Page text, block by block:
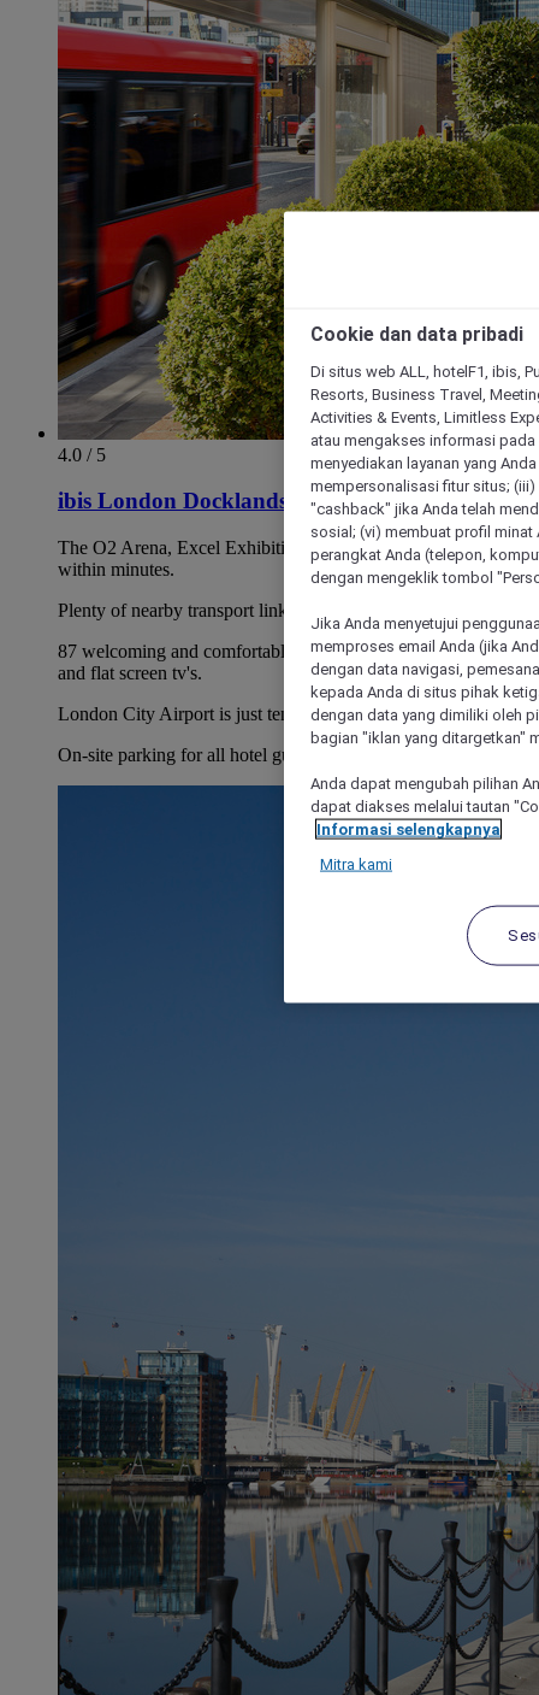
4.0 / 5
ibis London Docklands Canary Wharf
The O2 Arena, Excel Exhibition Centre and Canary Wharf
within minutes.
Plenty of nearby transport links.
87 welcoming and comfortable rooms with power showers
and flat screen tv's.
London City Airport is just ten minutes away.
On-site parking for all hotel guests (payable).
Cookie dan data pribadi
Di situs web ALL, hotelF1, ibis,
Resorts, Business Travel,
Activities & Events, Limitless
atau mengakses informasi
menyediakan layanan yang
mempersonalisasi fitur situs;
"cashback" jika Anda telah
sosial; (vi) membuat profil
perangkat Anda (telepon,
dengan mengeklik tombol
Jika Anda menyetujui
memproses email Anda (jika
dengan data navigasi,
kepada Anda di situs pihak
dengan data yang dimiliki oleh
bagian "iklan yang ditargetkan"
Anda dapat mengubah pilihan
dapat diakses melalui tautan
Informasi selengkapnya
Mitra kami